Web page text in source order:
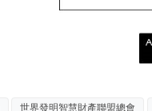
世界發明智慧財產聯盟總會